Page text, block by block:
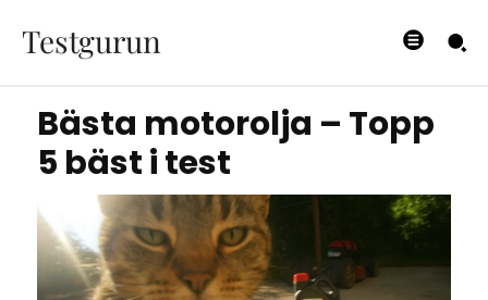
Testgurun
29/08/2025
Bästa motorolja – Topp
5 bäst i test